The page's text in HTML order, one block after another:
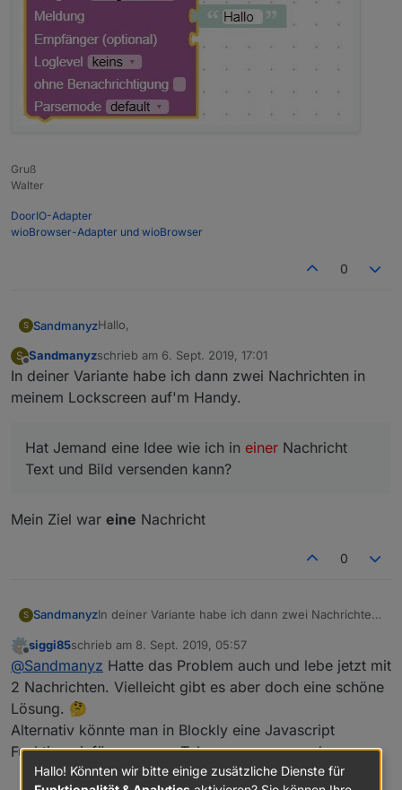
Gruß
Walter
DoorIO-Adapter
wioBrowser-Adapter und wioBrowser
0
S SandmanyzHallo,
ich mache gerade die ersten Gehversuche mit
Telegram. Dazu habe ich den Telegram Adapter
und die Telegram App auf meinem Handy
installiert. Die Nachrichten kommen auch auf dem
Jetzt möchte ich, mithilfe von Blockly, einen
kurzen Text und darunter das Bild in einer
vor.....
dann als Text versendet wird. Nur Bild oder nur
Text funktioniert.
Hat Jemand eine Idee wie ich in einer Nachricht
S
Offline
Sandmanyzschrieb am 6. Sept. 2019, 17:01
zuletzt editiert von
In deiner Variante habe ich dann zwei Nachrichten in
meinem Lockscreen auf'm Handy.
Hat Jemand eine Idee wie ich in einer Nachricht
Text und Bild versenden kann?
Mein Ziel war eine Nachricht
0
S SandmanyzIn deiner Variante habe ich dann zwei Nachrichten
Hat Jemand eine Idee wie ich ineiner
Nachricht Text und Bild versenden kann?
Mein Ziel war eineNachricht
Offline
siggi85schrieb am 8. Sept. 2019, 05:57
zuletzt editiert von
@Sandmanyz Hatte das Problem auch und lebe jetzt mit
2 Nachrichten. Vielleicht gibt es aber doch eine schöne
Lösung. 🤔
Alternativ könnte man in Blockly eine Javascript
Funktion einfügen um an Telegram zu versenden.
Hallo! Könnten wir bitte einige zusätzliche Dienste für